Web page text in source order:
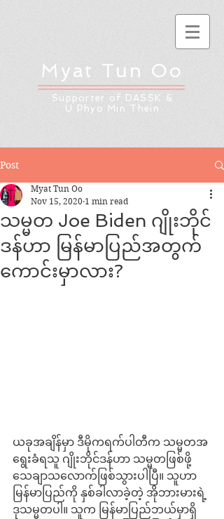
Myat Tun Oo
Supporter of DASSK &
U Phyo Min Thein
Post
သမ္မတ Joe Biden ဂျိုးဘိုင်
ဒန်ဟာ မြန်မာပြည်အတွက်
ကောင်းမှာလား?
Myat Tun Oo
Nov 15, 2020 1 min read
ယခုအချိန်မှာ ဒီမိုကရက်ပါတီက သမ္မတအ
ရွေးခံရသူ ဂျိုးဘိုင်ဒန်ဟာ သမ္မတဖြစ်ဖို့
သေချာသလောက်ဖြစ်သွားပါပြီ။ သူဟာ
မြန်မာပြည်ကို နှစ်ခါလာခဲ့တဲ့ အိုဘားမားရဲ့
ဒုသမ္မတပါ။ သူက မြန်မာပြည်ဘယ်မှာရှိ